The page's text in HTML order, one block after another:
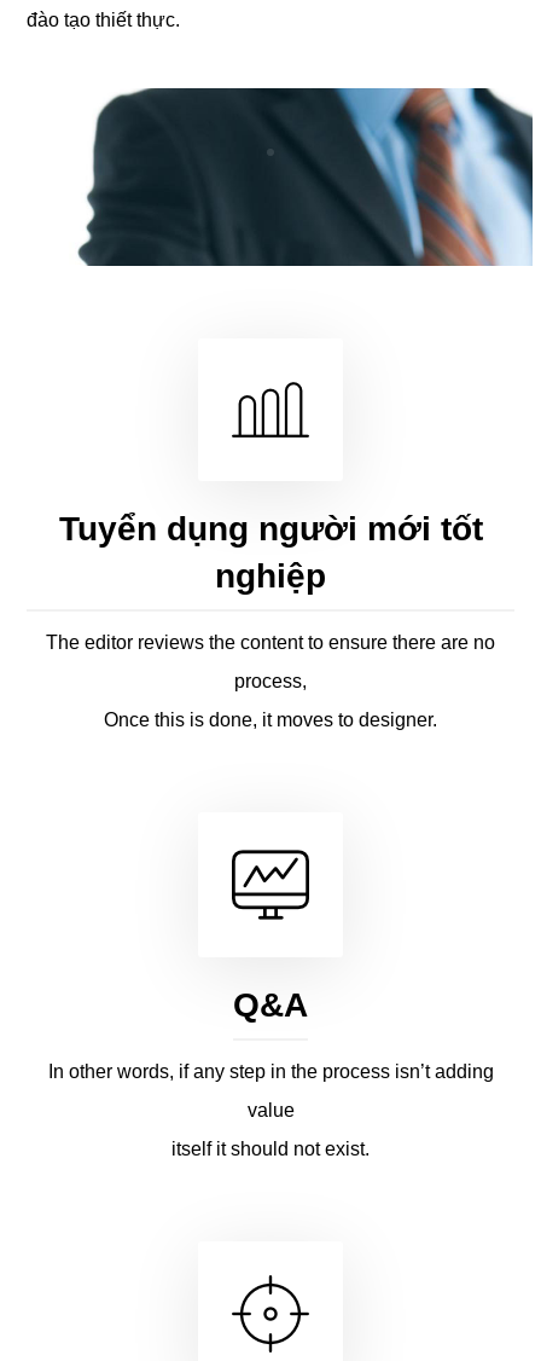
đào tạo thiết thực.
Tuyển dụng người mới tốt
nghiệp
The editor reviews the content to ensure there are no
process,
Once this is done, it moves to designer.
Q&A
In other words, if any step in the process isn’t adding
value
itself it should not exist.